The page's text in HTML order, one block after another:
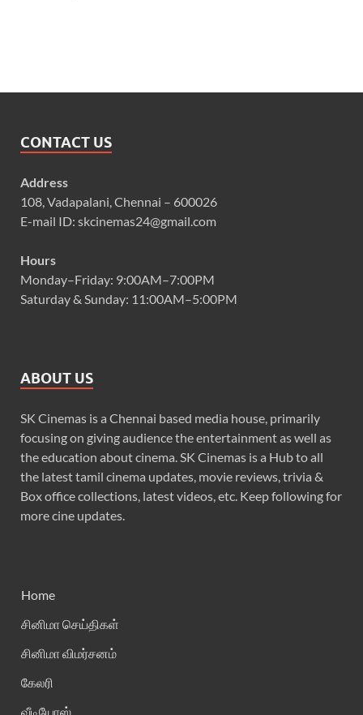
CONTACT US
Address
108, Vadapalani, Chennai – 600026
E-mail ID: skcinemas24@gmail.com
Hours
Monday–Friday: 9:00AM–7:00PM
Saturday & Sunday: 11:00AM–5:00PM
ABOUT US
SK Cinemas is a Chennai based media house, primarily
focusing on giving audience the entertainment as well as
the education about cinema. SK Cinemas is a Hub to all
the latest tamil cinema updates, movie reviews, trivia &
Box office collections, latest videos, etc. Keep following for
more cine updates.
Home
சினிமா செய்திகள்
சினிமா விமர்சனம்
கேலரி
வீடியோஸ்